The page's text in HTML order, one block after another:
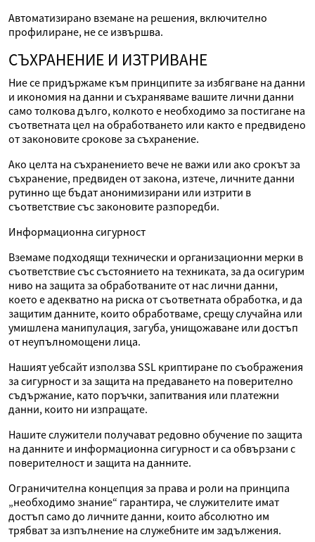
Автоматизирано вземане на решения, включително
профилиране, не се извършва.
СЪХРАНЕНИЕ И ИЗТРИВАНЕ
Ние се придържаме към принципите за избягване на данни
и икономия на данни и съхраняваме вашите лични данни
само толкова дълго, колкото е необходимо за постигане на
съответната цел на обработването или както е предвидено
от законовите срокове за съхранение.
Ако целта на съхранението вече не важи или ако срокът за
съхранение, предвиден от закона, изтече, личните данни
рутинно ще бъдат анонимизирани или изтрити в
съответствие със законовите разпоредби.
Информационна сигурност
Вземаме подходящи технически и организационни мерки в
съответствие със състоянието на техниката, за да осигурим
ниво на защита за обработваните от нас лични данни,
което е адекватно на риска от съответната обработка, и да
защитим данните, които обработваме, срещу случайна или
умишлена манипулация, загуба, унищожаване или достъп
от неупълномощени лица.
Нашият уебсайт използва SSL криптиране по съображения
за сигурност и за защита на предаването на поверително
съдържание, като поръчки, запитвания или платежни
данни, които ни изпращате.
Нашите служители получават редовно обучение по защита
на данните и информационна сигурност и са обвързани с
поверителност и защита на данните.
Ограничителна концепция за права и роли на принципа
„необходимо знание“ гарантира, че служителите имат
достъп само до личните данни, които абсолютно им
трябват за изпълнение на служебните им задължения.